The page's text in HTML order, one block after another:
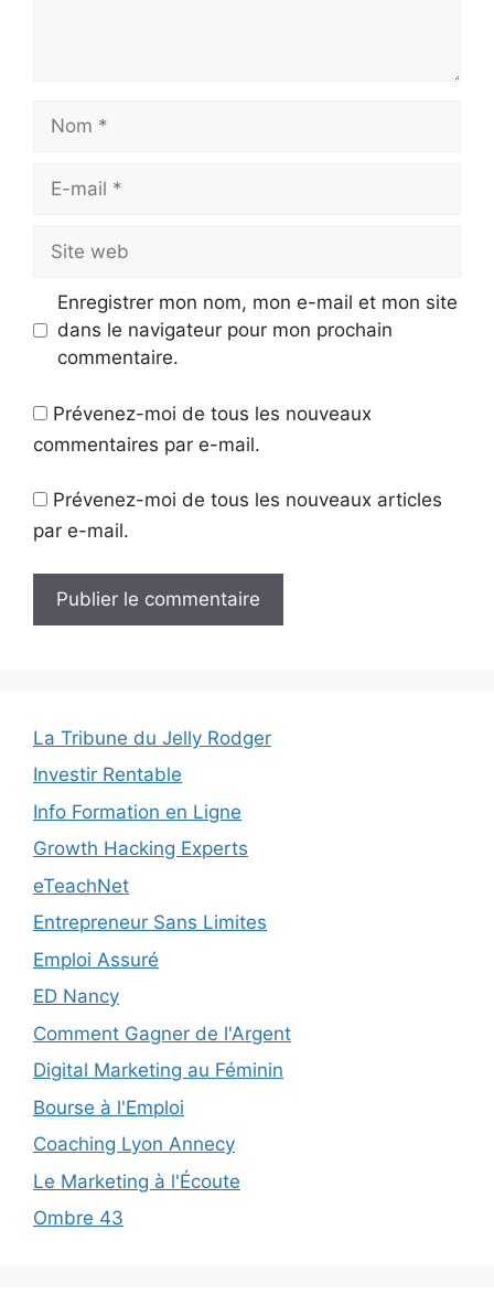
Nom
Site
web
Enregistrer mon nom, mon e-mail et mon site
dans le navigateur pour mon prochain
commentaire.
Prévenez-moi de tous les nouveaux
commentaires par e-mail.
Prévenez-moi de tous les nouveaux articles
par e-mail.
La Tribune du Jelly Rodger
Investir Rentable
Info Formation en Ligne
Growth Hacking Experts
eTeachNet
Entrepreneur Sans Limites
Emploi Assuré
ED Nancy
Comment Gagner de l'Argent
Digital Marketing au Féminin
Bourse à l'Emploi
Coaching Lyon Annecy
Le Marketing à l'Écoute
Ombre 43